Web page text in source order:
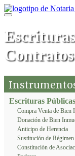
Contratos
Escrituras Públicas
Compra Venta de Bien
Donación de Bien
Anticipo de Herencia
Sustitución de
Constitución de